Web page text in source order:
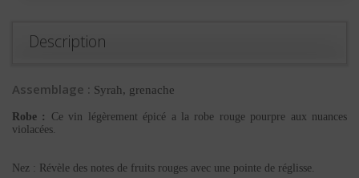
Description
Assemblage : Syrah, grenache
Robe : Ce vin légèrement épicé a la robe rouge pourpre aux nuances
violacées.
Nez : Révèle des notes de fruits rouges avec une pointe de réglisse.